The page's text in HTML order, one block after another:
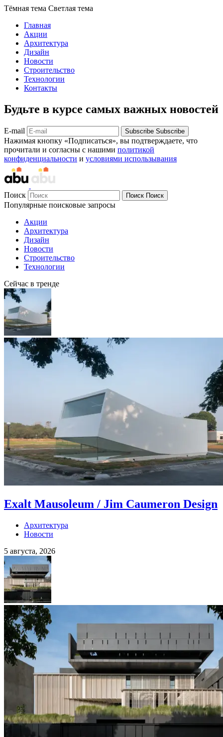
Тёмная тема Светлая тема
Главная
Акции
Архитектура
Дизайн
Новости
Строительство
Технологии
Контакты
Будьте в курсе самых важных новостей
E-mail Subscribe Subscribe
Нажимая кнопку «Подписаться», вы подтверждаете, что
прочитали и согласны с нашими политикой
конфиденциальности и условиями использывания
Поиск Поиск Поиск
Популярные поисковые запросы
Акции
Архитектура
Дизайн
Новости
Строительство
Технологии
Сейчас в тренде
Exalt Mausoleum / Jim Caumeron Design
Архитектура
Новости
5 августа, 2026